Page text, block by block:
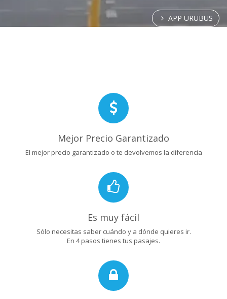
APP URUBUS
Mejor Precio Garantizado
El mejor precio garantizado o te devolvemos la diferencia
Es muy fácil
Sólo necesitas saber cuándo y a dónde quieres ir.
En 4 pasos tienes tus pasajes.